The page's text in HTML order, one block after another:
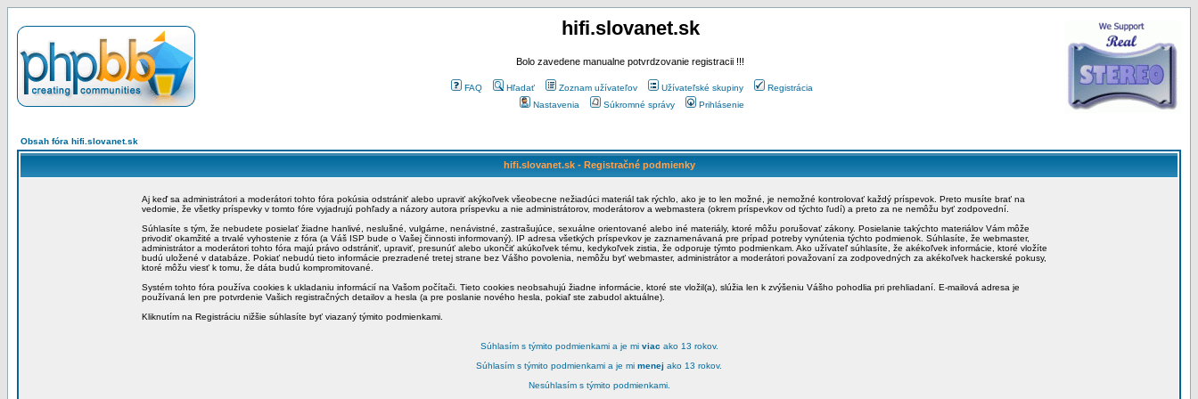
hifi.slovanet.sk
Bolo zavedene manualne potvrdzovanie registracii !!!
FAQ Hľadať Zoznam užívateľov Užívateľské skupiny
Registrácia
Nastavenia
Súkromné správy Prihlásenie
Obsah fóra hifi.slovanet.sk
hifi.slovanet.sk - Registračné podmienky
Aj keď sa administrátori a moderátori tohto fóra pokúsia odstrániť alebo upraviť akýkoľvek všeobecne nežiadúci materiál tak rýchlo, ako je to len možné, je nemožné kontrolovať každý príspevok. Preto musíte brať na
vedomie, že všetky príspevky v tomto fóre vyjadrujú pohľady a názory autora príspevku a nie administrátorov, moderátorov a webmastera (okrem príspevkov od týchto ľudí) a preto za ne nemôžu byť zodpovední.
Súhlasíte s tým, že nebudete posielať žiadne hanlivé, neslušné, vulgárne, nenávistné, zastrašujúce, sexuálne orientované alebo iné materiály, ktoré môžu porušovať zákony. Posielanie takýchto materiálov Vám môže
privodiť okamžité a trvalé vyhostenie z fóra (a Váš ISP bude o Vašej činnosti informovaný). IP adresa všetkých príspevkov je zaznamenávaná pre prípad potreby vynútenia týchto podmienok. Súhlasíte, že webmaster,
administrátor a moderátori tohto fóra majú právo odstrániť, upraviť, presunúť alebo ukončiť akúkoľvek tému, kedykoľvek zistia, že odporuje týmto podmienkam. Ako užívateľ súhlasíte, že akékoľvek informácie, ktoré vložíte
budú uložené v databáze. Pokiať nebudú tieto informácie prezradené tretej strane bez Vášho povolenia, nemôžu byť webmaster, administrátor a moderátori považovaní za zodpovedných za akékoľvek hackerské pokusy,
ktoré môžu viesť k tomu, že dáta budú kompromitované.
Systém tohto fóra používa cookies k ukladaniu informácií na Vašom počítači. Tieto cookies neobsahujú žiadne informácie, ktoré ste vložil(a), slúžia len k zvýšeniu Vášho pohodlia pri prehliadaní. E-mailová adresa je
používaná len pre potvrdenie Vašich registračných detailov a hesla (a pre poslanie nového hesla, pokiaľ ste zabudol aktuálne).
Kliknutím na Registráciu nižšie súhlasíte byť viazaný týmito podmienkami.
Súhlasím s týmito podmienkami a je mi viac ako 13 rokov.
Súhlasím s týmito podmienkami a je mi menej ako 13 rokov.
Nesúhlasím s týmito podmienkami.